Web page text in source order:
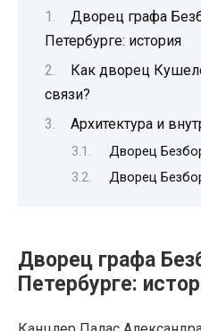
Дворец графа
Петербурге: история
Как дворец
связи?
Архитектура и
Дворец
Дворец
Дворец графа
Петербурге: